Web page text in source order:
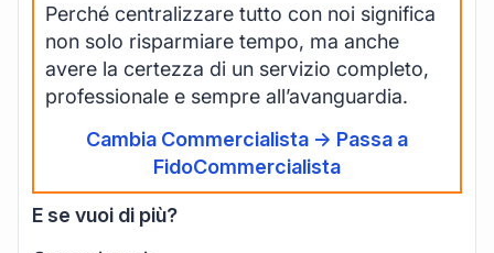
Perché centralizzare tutto con noi significa
non solo risparmiare tempo, ma anche
avere la certezza di un servizio completo,
professionale e sempre all’avanguardia.
Cambia Commercialista -> Passa a
FidoCommercialista
E se vuoi di più?